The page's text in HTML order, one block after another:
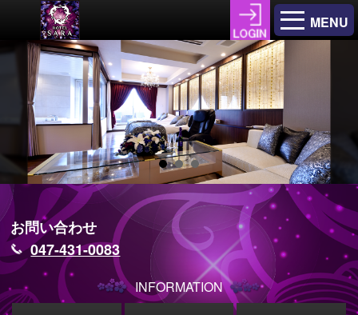
MENU
お問い合わせ
047-431-0083
INFORMATION